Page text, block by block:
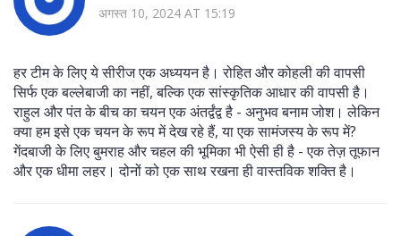
अगस्त 10, 2024 AT 15:19
हर टीम के लिए ये सीरीज एक अध्ययन है। रोहित और कोहली की वापसी
सिर्फ एक बल्लेबाजी का नहीं, बल्कि एक सांस्कृतिक आधार की वापसी है।
राहुल और पंत के बीच का चयन एक अंतर्द्वंद्व है - अनुभव बनाम जोश। लेकिन
क्या हम इसे एक चयन के रूप में देख रहे हैं, या एक सामंजस्य के रूप में?
गेंदबाजी के लिए बुमराह और चहल की भूमिका भी ऐसी ही है - एक तेज़ तूफान
और एक धीमा लहर। दोनों को एक साथ रखना ही वास्तविक शक्ति है।